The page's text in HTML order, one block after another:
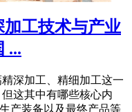
工技术与产业
...
深加工、精细加工这一
这其中有哪些核心内
产装备以及最终产品等